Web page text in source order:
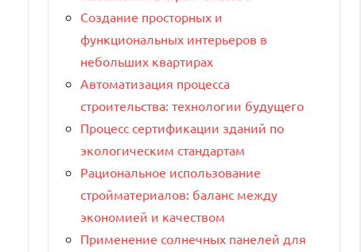
Создание просторных и
функциональных интерьеров в
небольших квартирах
Автоматизация процесса
строительства: технологии будущего
Процесс сертификации зданий по
экологическим стандартам
Рациональное использование
стройматериалов: баланс между
экономией и качеством
Применение солнечных панелей для